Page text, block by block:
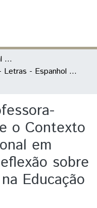
UNILA | Biblioteca Digital de Trabalhos de Conclusão de Curso
TCC - Letras - Espanhol e Português como Línguas Estrangeiras
o Contexto
em
sobre
Educação